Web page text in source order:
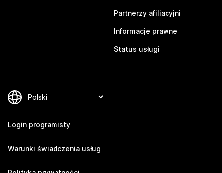
Partnerzy afiliacyjni
Informacje prawne
Status usługi
Login programisty
Warunki świadczenia usług